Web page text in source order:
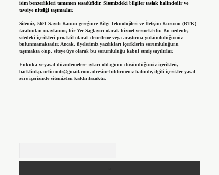
isim benzerlikleri tamamen tesadüfidir. Sitemizdeki bilgiler taslak halindedir ve
tavsiye niteliği taşımazlar.
Sitemiz, 5651 Sayılı Kanun gereğince Bilgi Teknolojileri ve İletişim Kurumu (BTK)
tarafından onaylanmış bir Yer Sağlayıcı olarak hizmet vermektedir. Bu nedenle,
sitedeki içerikleri proaktif olarak denetleme veya araştırma yükümlülüğümüz
bulunmamaktadır. Ancak, üyelerimiz yazdıkları içeriklerin sorumluluğunu
taşımakta olup, siteye üye olarak bu sorumluluğu kabul etmiş sayılırlar.
Hukuka ve yasal düzenlemelere aykırı olduğunu düşündüğünüz içerikleri,
backlinkpanelicomtr@gmail.comadresine bildirmeniz halinde, ilgili içerikler yasal
süre içerisinde sitemizden kaldırılacaktır.